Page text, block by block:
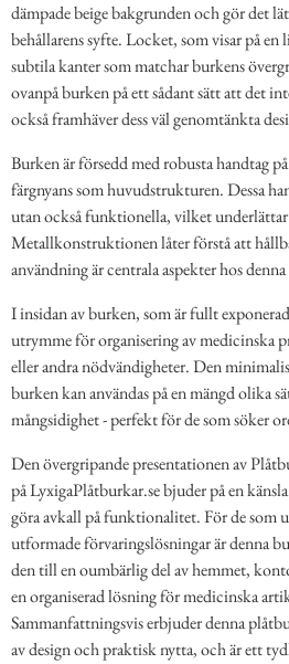
dämpade beige bakgrunden och gör det
behållarens syfte. Locket, som visar på
subtila kanter som matchar burkens
ovanpå burken på ett sådant sätt att det
också framhäver dess väl genomtänkta
Burken är försedd med robusta handtag
färgnyans som huvudstrukturen. Dessa
utan också funktionella, vilket
Metallkonstruktionen låter förstå att
användning är centrala aspekter hos
I insidan av burken, som är fullt
utrymme för organisering av medicinska
eller andra nödvändigheter. Den
burken kan användas på en mängd olika
mångsidighet - perfekt för de som söker
Den övergripande presentationen av
på LyxigaPlåtburkar.se bjuder på en
göra avkall på funktionalitet. För de som
utformade förvaringslösningar är denna
den till en oumbärlig del av hemmet,
en organiserad lösning för medicinska
Sammanfattningsvis erbjuder denna
av design och praktisk nytta, och är ett